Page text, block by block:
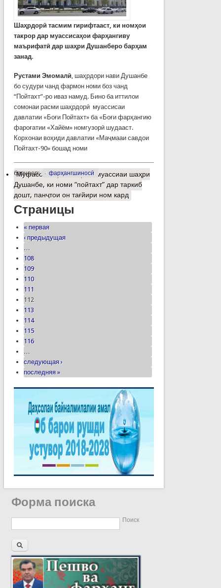
Шаҳрдорӣ тасмим гирифтааст, ки номҳои
такрор дар муассисаҳои фарҳангиву
маърифатӣ дар шаҳри Душанберо барҳам
занад.
Рустами Эмомалӣ, шаҳрдори нави Душанбе
бо судури чанд фармон номи боз чанд
“Пойтахт”-ро иваз намуд. Бино ба иттилои
сомонаи расми шаҳрдорӣ муассисаи
давлатии «Боғи Пойтахт» ба «Боғи фарҳангию
фароғатии «Хайём» номгузорӣ шудааст.
Корхонаи воҳиди давлатии «Маҷмааи савдои
Пойтахт-90» бошад номи
барчасп: фарҳангшиносӣ
Муфассалтаро Аз ҳашт муассиаи шаҳри
Душанбе, ки номи “пойтахт” дар таркиб
дошт, панҷтои он тағйири ном кард
Страницы
« первая
‹ предыдущая
…
108
109
110
111
112
113
114
115
116
…
следующая ›
последняя »
Форма поиска
Поиск